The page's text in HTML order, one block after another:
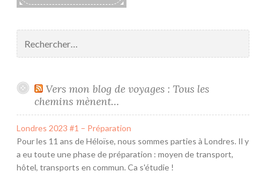
Vers mon blog de voyages : Tous les
chemins mènent…
Londres 2023 #1 – Préparation
Pour les 11 ans de Héloïse, nous sommes parties à Londres. Il y
a eu toute une phase de préparation : moyen de transport,
hôtel, transports en commun. Ca s'étudie !